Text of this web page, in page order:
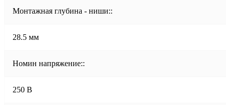
Монтажная глубина - ниши::
28.5 мм
Номин напряжение::
250 В